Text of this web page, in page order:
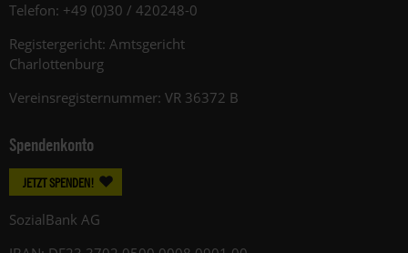
Telefon: +49 (0)30 / 420248-0
Registergericht: Amtsgericht
Charlottenburg
Vereinsregisternummer: VR 36372 B
Spendenkonto
JETZT SPENDEN!
SozialBank AG